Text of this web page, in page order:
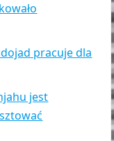
pracuje dla
jest